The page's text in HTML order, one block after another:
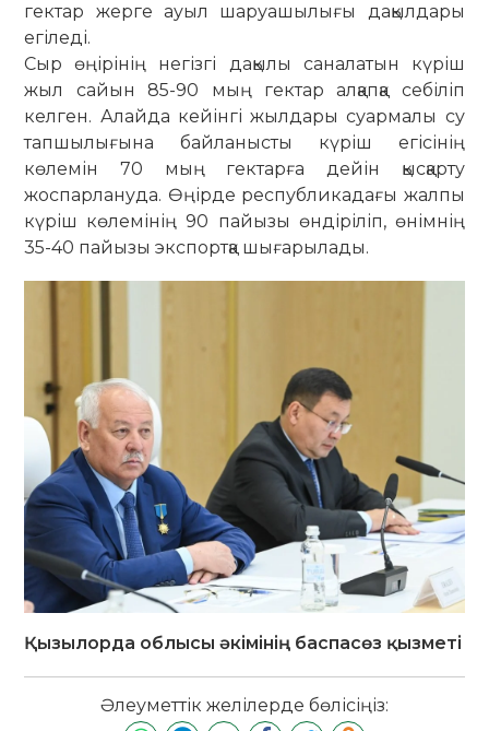
гектар жерге ауыл шаруашылығы дақылдары
егіледі.
Сыр өңірінің негізгі дақылы саналатын күріш
жыл сайын 85-90 мың гектар алқапқа себіліп
келген. Алайда кейінгі жылдары суармалы су
тапшылығына байланысты күріш егісінің
көлемін 70 мың гектарға дейін қысқарту
жоспарлануда. Өңірде республикадағы жалпы
күріш көлемінің 90 пайызы өндіріліп, өнімнің
35-40 пайызы экспортқа шығарылады.
Қызылорда облысы әкімінің баспасөз қызметі
Әлеуметтік желілерде бөлісіңіз: